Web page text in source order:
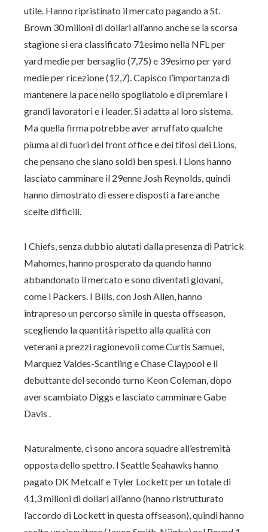
utile. Hanno ripristinato il mercato pagando a St.
Brown 30 milioni di dollari all’anno anche se la scorsa
stagione si era classificato 71esimo nella NFL per
yard medie per bersaglio (7,75) e 39esimo per yard
medie per ricezione (12,7). Capisco l’importanza di
mantenere la pace nello spogliatoio e di premiare i
grandi lavoratori e i leader. Si adatta al loro sistema.
Ma quella firma potrebbe aver arruffato qualche
piuma al di fuori del front office e dei tifosi dei Lions,
che pensano che siano soldi ben spesi. I Lions hanno
lasciato camminare il 29enne Josh Reynolds, quindi
hanno dimostrato di essere disposti a fare anche
scelte difficili.
I Chiefs, senza dubbio aiutati dalla presenza di Patrick
Mahomes, hanno prosperato da quando hanno
abbandonato il mercato e sono diventati giovani,
come i Packers. I Bills, con Josh Allen, hanno
intrapreso un percorso simile in questa offseason,
scegliendo la quantità rispetto alla qualità con
veterani a prezzi ragionevoli come Curtis Samuel,
Marquez Valdes-Scantling e Chase Claypool e il
debuttante del secondo turno Keon Coleman, dopo
aver scambiato Diggs e lasciato camminare Gabe
Davis .
Naturalmente, ci sono ancora squadre all’estremità
opposta dello spettro. I Seattle Seahawks hanno
pagato DK Metcalf e Tyler Lockett per un totale di
41,3 milioni di dollari all’anno (hanno ristrutturato
l’accordo di Lockett in questa offseason), quindi hanno